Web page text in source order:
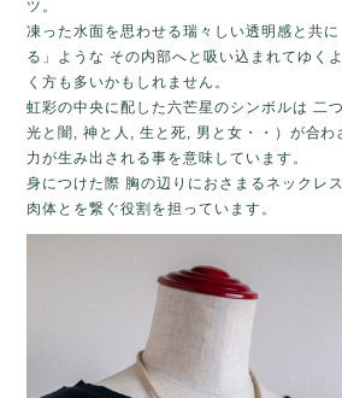
ツ。
凍った水面を思わせる瑞々しい透明感と共
る」ような その内部へと吸い込まれてゆく
く方も多いかもしれません。
虹彩の中央に配した六芒星のシンボルは 二
光と闇, 神と人, 生と死, 男と女・・）が合わ
力が生み出される事を意味しています。
身につけた際 胸の辺りにおさまるネックレ
肉体とを繋ぐ役割を担っています。